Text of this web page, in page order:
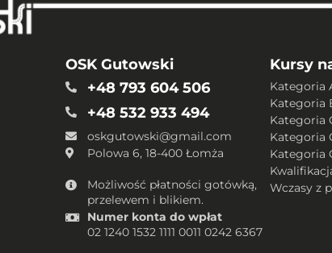
OSK Gutowski
+48 793 604 506
+48 532 933 494
oskgutowski@gmail.com
Polowa 6, 18-400 Łomża
Możliwość płatności gotówką,
przelewem i blikiem.
Numer konta do wpłat
02 1240 1532 1111 0011 0242 6367
Kursy
Kategoria
Kategoria
Kategoria
Kategoria
Kategoria
Wczasy z